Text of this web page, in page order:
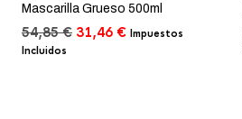
Mascarilla Grueso 500ml
54,85€ El
31,46 €ElImpuestos
Incluidos